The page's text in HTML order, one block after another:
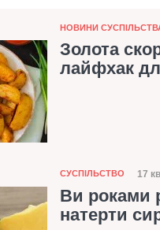
Категорія
НОВИНИ
Золота
лайфхак
Категорія
СУСПІЛЬСТВО 17
Ви роками
натерти